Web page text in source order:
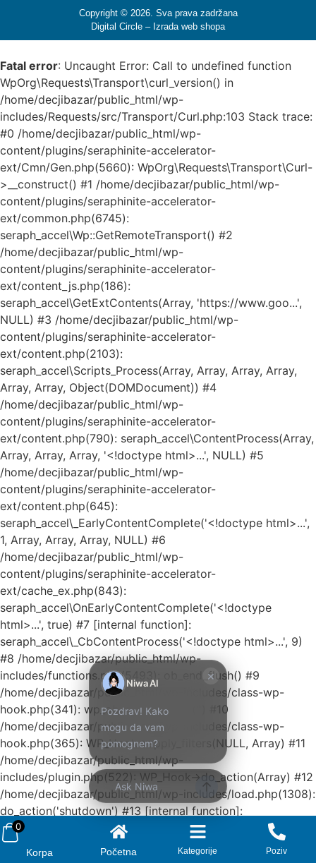
Korpa
0
Početna Kategorije Poziv
Copyright © 2026. Sva prava zadržana
Digital Circle – Izrada web shopa
Kako mogu da
pomognem?
Zdravo! Ja sam
Niwa Ai
Asistent. Pitajte
me šta god o
ovom sajtu ili
mogu da
pomognem.
9:48 AM
Prikaži najprodavanije
Prikaži najnovije
Ask Niwa
Fatal error: Uncaught Error: Call to undefined function
WpOrg\Requests\Transport\curl_version() in
/home/decjibazar/public_html/wp-
includes/Requests/src/Transport/Curl.php:103 Stack trace:
#0 /home/decjibazar/public_html/wp-
content/plugins/seraphinite-accelerator-
ext/Cmn/Gen.php(5660): WpOrg\Requests\Transport\Curl-
>__construct() #1 /home/decjibazar/public_html/wp-
content/plugins/seraphinite-accelerator-
ext/common.php(6745):
seraph_accel\Wp::GetRemoteTransport() #2
/home/decjibazar/public_html/wp-
content/plugins/seraphinite-accelerator-
ext/content_js.php(186):
seraph_accel\GetExtContents(Array, 'https://www.goo...',
NULL) #3 /home/decjibazar/public_html/wp-
content/plugins/seraphinite-accelerator-
ext/content.php(2103):
seraph_accel\Scripts_Process(Array, Array, Array, Array,
Array, Array, Object(DOMDocument)) #4
/home/decjibazar/public_html/wp-
content/plugins/seraphinite-accelerator-
ext/content.php(790): seraph_accel\ContentProcess(Array,
Array, Array, Array, '<!doctype html>...', NULL) #5
/home/decjibazar/public_html/wp-
content/plugins/seraphinite-accelerator-
ext/content.php(645):
seraph_accel\_EarlyContentComplete('<!doctype html>...',
1, Array, Array, Array, NULL) #6
/home/decjibazar/public_html/wp-
content/plugins/seraphinite-accelerator-
ext/cache_ex.php(843):
seraph_accel\OnEarlyContentComplete('<!doctype
html>...', true) #7 [internal function]:
seraph_accel\_CbContentProcess('<!doctype html>...', 9)
#8 /home/decjibazar/public_html/wp-
includes/functions.php(5493): ob_end_flush() #9
/home/decjibazar/public_html/wp-includes/class-wp-
hook.php(341): wp_ob_end_flush_all('') #10
/home/decjibazar/public_html/wp-includes/class-wp-
hook.php(365): WP_Hook->apply_filters(NULL, Array) #11
/home/decjibazar/public_html/wp-
includes/plugin.php(522): WP_Hook->do_action(Array) #12
/home/decjibazar/public_html/wp-includes/load.php(1308):
do_action('shutdown') #13 [internal function]:
shutdown_action_hook() #14 {main} thrown in
/home/decjibazar/public_html/wp-
×
Niwa AI
Pozdrav! Kako
mogu da vam
pomognem?